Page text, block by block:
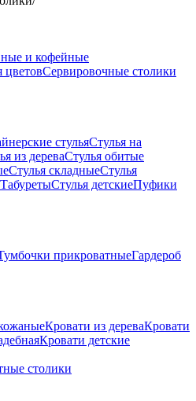
и кофейные
цветовСервировочные столики
стульяСтулья на
из дереваСтулья обитые
Стулья складныеСтулья
ТабуретыСтулья детскиеПуфики
прикроватныеГардероб
Кровати из дереваКровати
Кровати детские
столики